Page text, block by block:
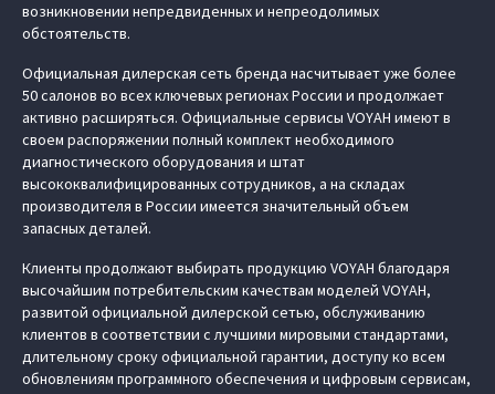
возникновении непредвиденных и непреодолимых
обстоятельств.
Официальная дилерская сеть бренда насчитывает уже более
50 салонов во всех ключевых регионах России и продолжает
активно расширяться. Официальные сервисы VOYAH имеют в
своем распоряжении полный комплект необходимого
диагностического оборудования и штат
высококвалифицированных сотрудников, а на складах
производителя в России имеется значительный объем
запасных деталей.
Клиенты продолжают выбирать продукцию VOYAH благодаря
высочайшим потребительским качествам моделей VOYAH,
развитой официальной дилерской сетью, обслуживанию
клиентов в соответствии с лучшими мировыми стандартами,
длительному сроку официальной гарантии, доступу ко всем
обновлениям программного обеспечения и цифровым сервисам,